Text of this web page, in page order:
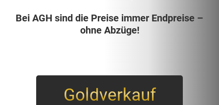
Bei AGH sind die Preise immer Endpreise –
ohne Abzüge!
Goldverkauf